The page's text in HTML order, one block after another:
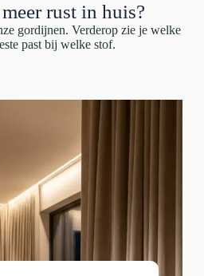
rust in huis?
gordijnen. Verderop zie je welke
past bij welke stof.